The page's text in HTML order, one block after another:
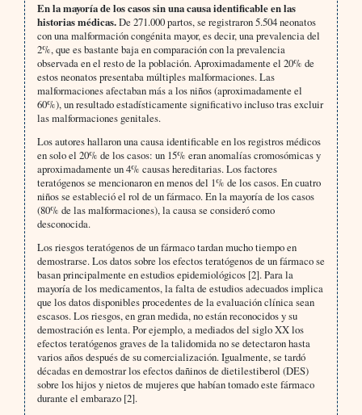
En la mayoría de los casos sin una causa identificable en las
historias médicas.De 271.000 partos, se registraron 5.504 neonatos
con una malformación congénita mayor, es decir, una prevalencia del
2%, que es bastante baja en comparación con la prevalencia
observada en el resto de la población. Aproximadamente el 20% de
estos neonatos presentaba múltiples malformaciones. Las
malformaciones afectaban más a los niños (aproximadamente el
60%), un resultado estadísticamente significativo incluso tras excluir
las malformaciones genitales.
Los autores hallaron una causa identificable en los registros médicos
en solo el 20% de los casos: un 15% eran anomalías cromosómicas y
aproximadamente un 4% causas hereditarias. Los factores
teratógenos se mencionaron en menos del 1% de los casos. En cuatro
niños se estableció el rol de un fármaco. En la mayoría de los casos
(80% de las malformaciones), la causa se consideró como
desconocida.
Los riesgos teratógenos de un fármaco tardan mucho tiempo en
demostrarse. Los datos sobre los efectos teratógenos de un fármaco se
basan principalmente en estudios epidemiológicos [2]. Para la
mayoría de los medicamentos, la falta de estudios adecuados implica
que los datos disponibles procedentes de la evaluación clínica sean
escasos. Los riesgos, en gran medida, no están reconocidos y su
demostración es lenta. Por ejemplo, a mediados del siglo XX los
efectos teratógenos graves de la talidomida no se detectaron hasta
varios años después de su comercialización. Igualmente, se tardó
décadas en demostrar los efectos dañinos de dietilestiberol (DES)
sobre los hijos y nietos de mujeres que habían tomado este fármaco
durante el embarazo [2].